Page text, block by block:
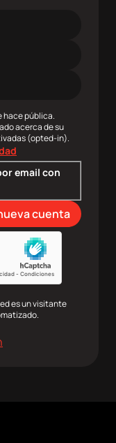
hace pública.
acerca de su
(opted-in).
email con
es un visitante